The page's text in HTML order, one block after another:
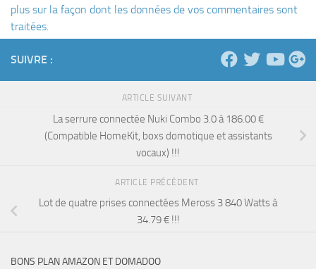
plus sur la façon dont les données de vos commentaires sont
traitées.
SUIVRE :
ARTICLE SUIVANT
La serrure connectée Nuki Combo 3.0 à 186.00 €
(Compatible HomeKit, boxs domotique et assistants
vocaux) !!!
ARTICLE PRÉCÉDENT
Lot de quatre prises connectées Meross 3 840 Watts à
34.79 € !!!
BONS PLAN AMAZON ET DOMADOO